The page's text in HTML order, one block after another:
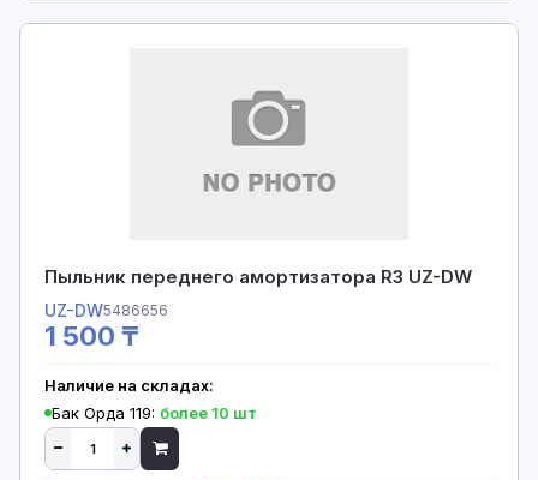
Пыльник переднего амортизатора R3 UZ-DW
UZ-DW5486656
1 500 ₸
Наличие на складах:
Бак Орда 119: более 10 шт